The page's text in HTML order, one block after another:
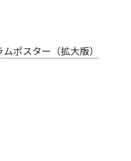
ポスター（拡大版）